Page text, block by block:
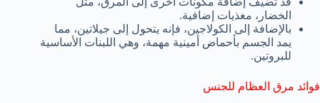
الخضار، مغذيات إضافية.
بالإضافة إلى الكولاجين، فإنه يتحول إلى جيلاتين، مما
يمد الجسم بأحماض أمينية مهمة، وهي اللبنات الأساسية
للبروتين.
فوائد مرق العظام للجنس